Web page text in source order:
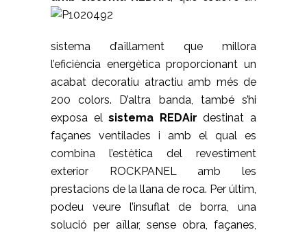
sistema d’aïllament que millora
l’eficiència energètica proporcionant un
acabat decoratiu atractiu amb més de
200 colors. D’altra banda, també s’hi
exposa elsistema REDAir destinat a
façanes ventilades i amb el qual es
combina l’estètica del revestiment
exterior ROCKPANEL amb les
prestacions de la llana de roca. Per últim,
podeu veure l’insuflat de borra, una
solució per aïllar, sense obra, façanes,